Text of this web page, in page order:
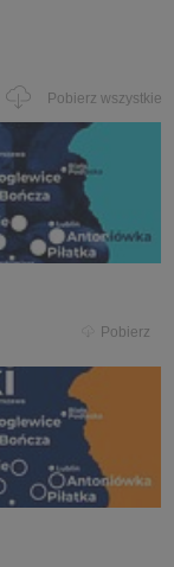
Pobierz wszystkie
Pobierz